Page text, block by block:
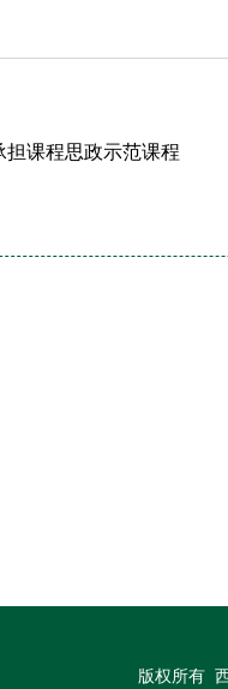
担课程思政示范课程
版权所有